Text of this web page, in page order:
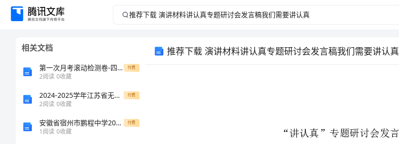
推
相关文档
第一次月考滚动检测卷-四川德阳外国语学校八年级物理长度和时间的测量章节练习试题（含答案解析版） 付费
2阅读 0收藏
2024-2025学年江苏省无锡江阴市高一生物下学期期末检测模拟试题含解析 付费
2阅读 0收藏
安徽省宿州市鹏程中学2025年八年级数学第一学期期中调研模拟试题含解析 付费
1阅读 0收藏
推荐下载 演讲材料讲认真专题研讨会发言稿我们需要讲认真